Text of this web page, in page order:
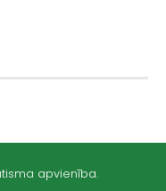
apvienība.